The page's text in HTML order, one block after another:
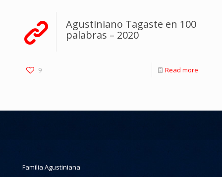
Agustiniano Tagaste en 100
palabras – 2020
9 Read more
Familia Agustiniana